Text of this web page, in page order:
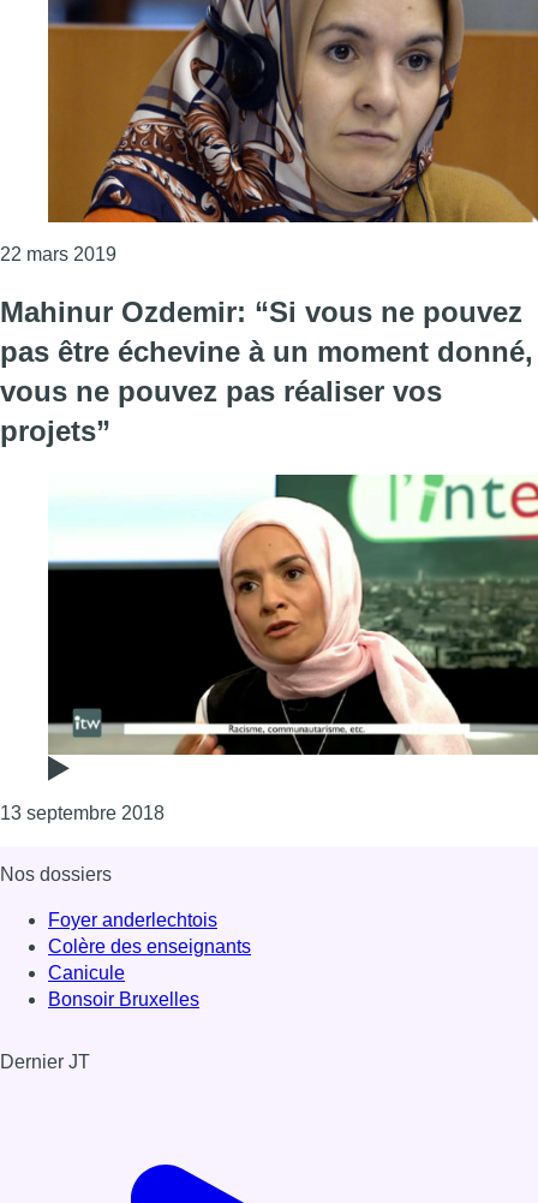
22 mars 2019Consulter l'article "Mahinur Ozdemir quitte la
Mahinur Ozdemir: “Si vous ne pouvez
pas être échevine à un moment donné,
vous ne pouvez pas réaliser vos
projets”
13 septembre 2018Consulter l'article "Mahinur Ozdemir: “Si
Nos dossiers
Foyer anderlechtois
Colère des enseignants
Canicule
Bonsoir Bruxelles
Dernier JT